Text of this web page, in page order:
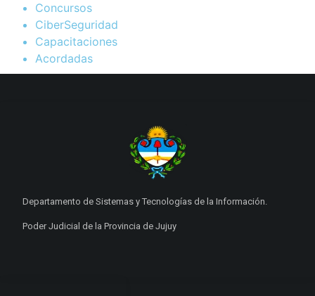
Concursos
CiberSeguridad
Capacitaciones
Acordadas
Departamento de Sistemas y Tecnologías de la Información.
Poder Judicial de la Provincia de Jujuy